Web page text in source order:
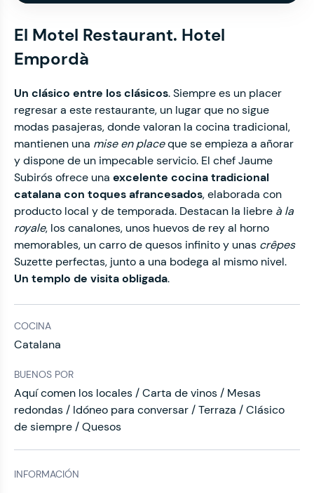
El Motel Restaurant. Hotel
Empordà
Un clásico entre los clásicos. Siempre es un placer
regresar a este restaurante, un lugar que no sigue
modas pasajeras, donde valoran la cocina tradicional,
mantienen una mise en placeque se empieza a añorar
y dispone de un impecable servicio. El chef Jaume
Subirós ofrece una excelente cocina tradicional
catalana con toques afrancesados, elaborada con
producto local y de temporada. Destacan la liebre à la
royale, los canalones, unos huevos de rey al horno
memorables, un carro de quesos infinito y unas crêpes
Suzette perfectas, junto a una bodega al mismo nivel.
Un templo de visita obligada.
COCINA
Catalana
BUENOS POR
Aquí comen los locales / Carta de vinos / Mesas
redondas / Idóneo para conversar / Terraza / Clásico
de siempre / Quesos
INFORMACIÓN